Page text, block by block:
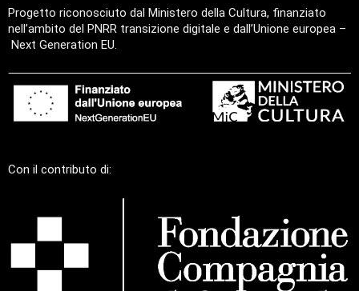
Progetto riconosciuto dal Ministero della Cultura, finanziato
nell’ambito del PNRR transizione digitale e dall’Unione europea –
Next Generation EU.
Con il contributo di: